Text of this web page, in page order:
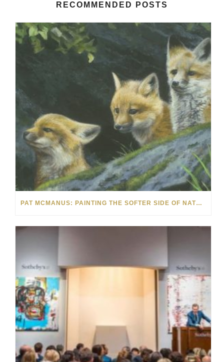
RECOMMENDED POSTS
PAT MCMANUS: PAINTING THE SOFTER SIDE OF NATURE